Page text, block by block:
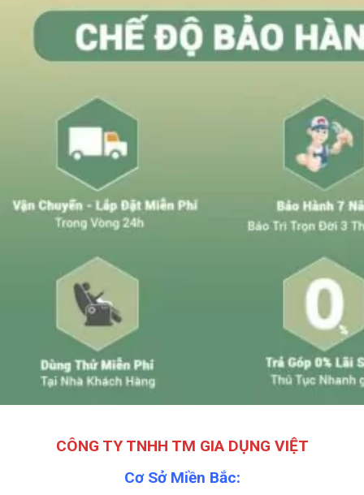
CÔNG TY TNHH TM GIA DỤNG VIỆT
Cơ Sở Miền Bắc: